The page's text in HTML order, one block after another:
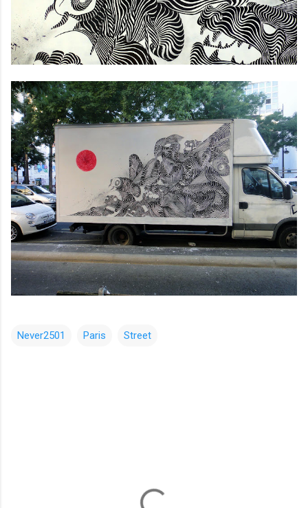
Never2501 Paris Street